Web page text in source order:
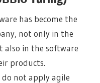
has become the
not only in the
also in the software
products.
not apply agile